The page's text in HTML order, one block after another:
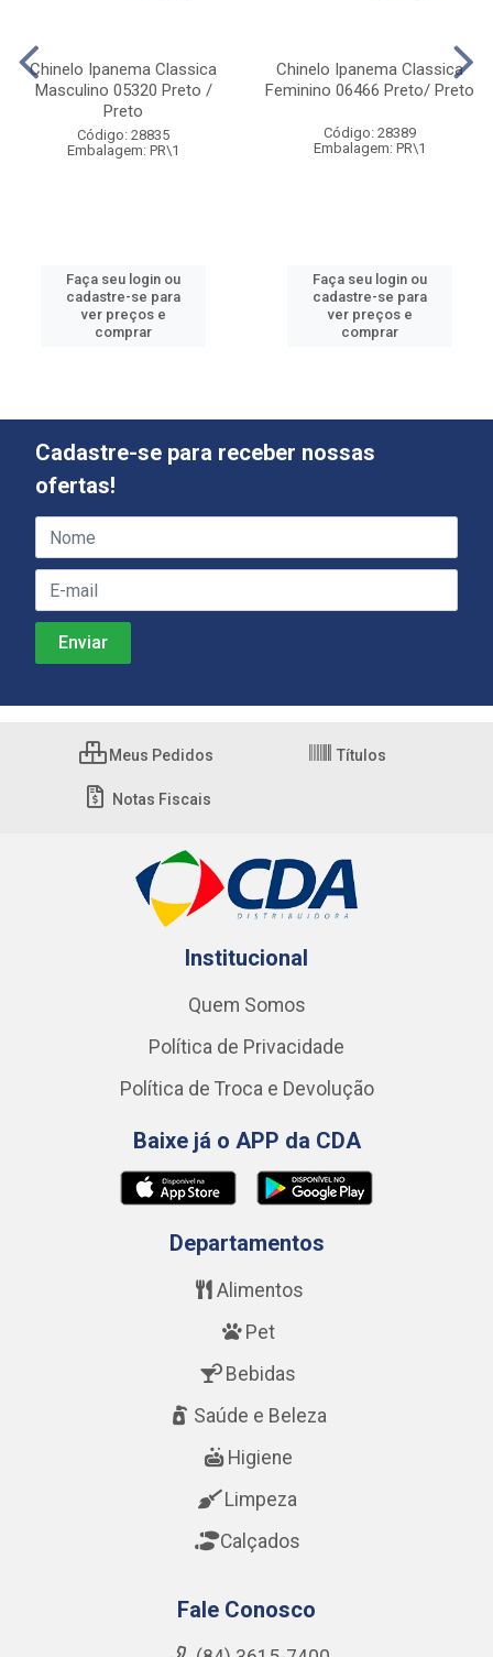
Chinelo Ipanema Classica
Masculino 05320 Preto /
Preto
Código: 28835
Embalagem: PR\1
Faça seu login ou
cadastre-se para
ver preços e
comprar
Chinelo Ipanema Classica
Feminino 06466 Preto/ Preto
Código: 28389
Embalagem: PR\1
Faça seu login ou
cadastre-se para
ver preços e
comprar
Cadastre-se para receber nossas
ofertas!
Meus Pedidos Títulos
Notas Fiscais
Institucional
Quem Somos
Política de Privacidade
Política de Troca e Devolução
Baixe já o APP da CDA
Departamentos
Alimentos
Pet
Bebidas
Saúde e Beleza
Higiene
Limpeza
Calçados
Fale Conosco